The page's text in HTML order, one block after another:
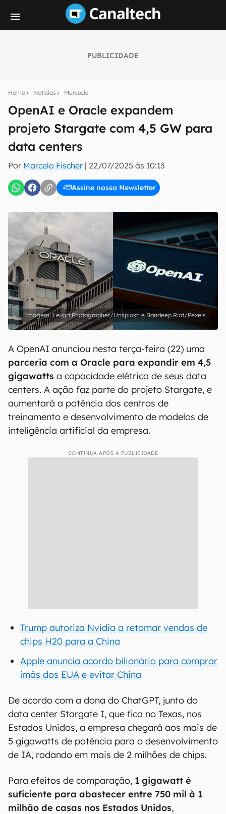
PUBLICIDADE
Home Notícias Mercado
OpenAI e Oracle expandem
projeto Stargate com 4,5 GW para
data centers
Por Marcelo Fischer | 22/07/2025 às 10:13
Assine nossa Newsletter
notícias e reviews sobre tecnologia em primeira
E-mail
inscreva-se
Uso e Política de Privacidade do Canaltech.
Levart Photographer/Unsplash e Bandeep Riat/Pexels
A OpenAI anunciou nesta terça-feira (22) uma
parceria com a Oracle para expandir em 4,5
gigawatts a capacidade elétrica de seus data
centers. A ação faz parte do projeto Stargate, e
aumentará a potência dos centros de
treinamento e desenvolvimento de modelos de
inteligência artificial da empresa.
CONTINUA APÓS A PUBLICIDADE
Trump autoriza Nvidia a retomar vendas de
chips H20 para a China
Apple anuncia acordo bilionário para comprar
ímãs dos EUA e evitar China
De acordo com a dona do ChatGPT, junto do
data center Stargate I, que fica no Texas, nos
Estados Unidos, a empresa chegará aos mais de
5 gigawatts de potência para o desenvolvimento
de IA, rodando em mais de 2 milhões de chips.
Para efeitos de comparação, 1 gigawatt é
suficiente para abastecer entre 750 mil à 1
milhão de casas nos Estados Unidos,